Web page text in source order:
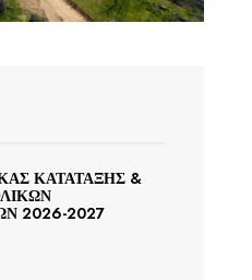
ΚΑΤΑΤΑΞΗΣ &
2026-2027